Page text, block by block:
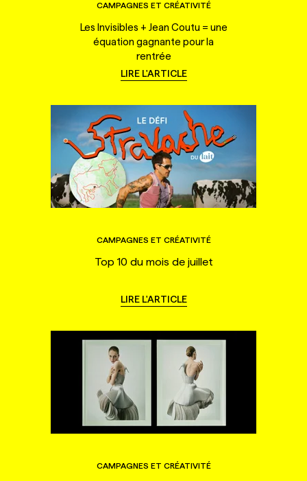
CAMPAGNES ET CRÉATIVITÉ
Les Invisibles + Jean Coutu = une
équation gagnante pour la
rentrée
LIRE L'ARTICLE
CAMPAGNES ET CRÉATIVITÉ
Top 10 du mois de juillet
LIRE L'ARTICLE
CAMPAGNES ET CRÉATIVITÉ